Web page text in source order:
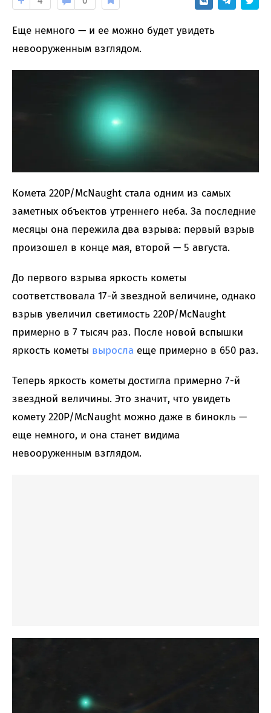
Еще немного — и ее можно будет увидеть
невооруженным взглядом.
Комета 220P/McNaught стала одним из самых
заметных объектов утреннего неба. За последние
месяцы она пережила два взрыва: первый взрыв
произошел в конце мая, второй — 5 августа.
До первого взрыва яркость кометы
соответствовала 17-й звездной величине, однако
взрыв увеличил светимость 220P/McNaught
примерно в 7 тысяч раз. После новой вспышки
яркость кометы выросла еще примерно в 650 раз.
Теперь яркость кометы достигла примерно 7-й
звездной величины. Это значит, что увидеть
комету 220P/McNaught можно даже в бинокль —
еще немного, и она станет видима
невооруженным взглядом.